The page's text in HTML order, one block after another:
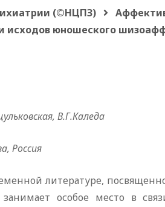
(©НЦПЗ)
исходов юношеского
В.Г.Каледа
Россия
литературе,
особое место в